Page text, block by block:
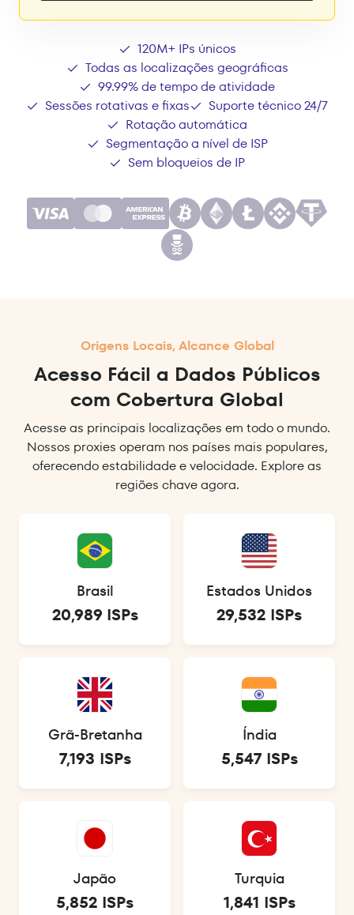
120M+ IPs únicos
Todas as localizações geográficas
99.99% de tempo de atividade
Sessões rotativas e fixas
Suporte técnico 24/7
Rotação automática
Segmentação a nível de ISP
Sem bloqueios de IP
Origens Locais, Alcance Global
Acesso Fácil a Dados Públicos
com Cobertura Global
Acesse as principais localizações em todo o mundo.
Nossos proxies operam nos países mais populares,
oferecendo estabilidade e velocidade. Explore as
regiões chave agora.
Brasil
20,989 ISPs
Estados Unidos
29,532 ISPs
Grã-Bretanha
7,193 ISPs
Índia
5,547 ISPs
Japão
5,852 ISPs
Turquia
1,841 ISPs